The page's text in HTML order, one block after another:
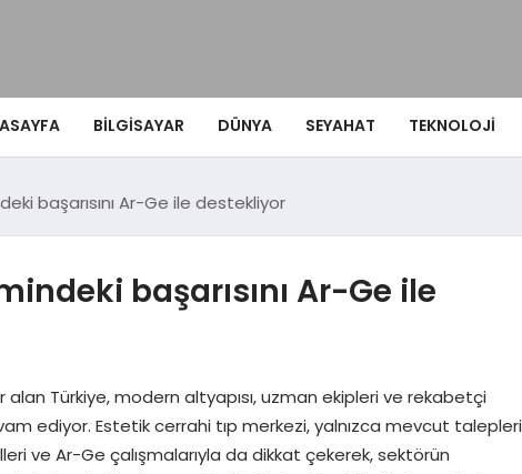
BILGISAYAR DÜNYA SEYAHAT TEKNOLOJI
başarısını Ar-Ge ile destekliyor
başarısını Ar-Ge ile
alan Türkiye, modern altyapısı, uzman ekipleri ve rekabetçi
ediyor. Estetik cerrahi tıp merkezi, yalnızca mevcut talepleri
ve Ar-Ge çalışmalarıyla da dikkat çekerek, sektörün